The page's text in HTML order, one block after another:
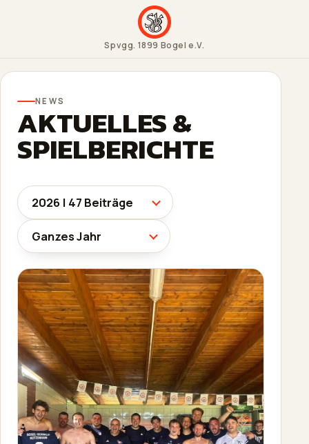
Spvgg. 1899 Bogel e.V.
NEWS
AKTUELLES &
SPIELBERICHTE